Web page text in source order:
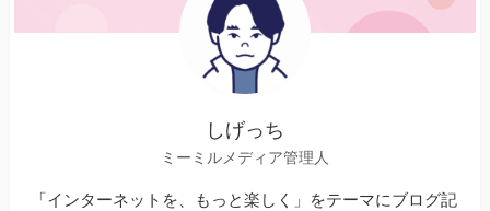
しげっち
ミーミルメディア管理人
「インターネットを、もっと楽しく」をテーマにブログ記